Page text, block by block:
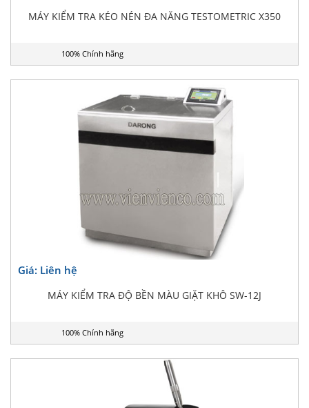
MÁY KIỂM TRA KÉO NÉN ĐA NĂNG TESTOMETRIC X350
100% Chính hãng
Giá: Liên hệ
MÁY KIỂM TRA ĐỘ BỀN MÀU GIẶT KHÔ SW-12J
100% Chính hãng